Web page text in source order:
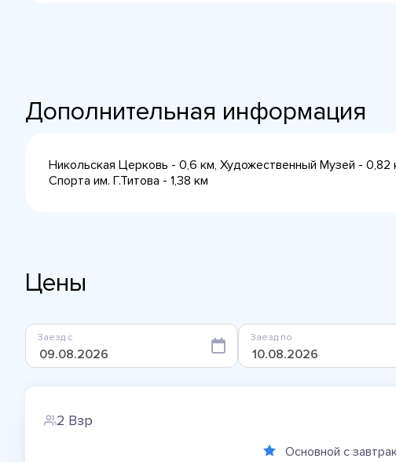
Дополнительная информация
Никольская Церковь - 0,6 км, Художественный Музей -
Спорта им. Г.Титова - 1,38 км
Цены
Заезд с Заезд по
2 Взр
Основной с